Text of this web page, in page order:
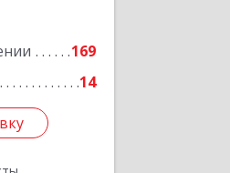
169
14